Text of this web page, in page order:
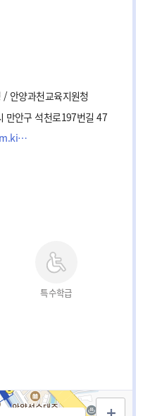
/ 안양과천교육지원청
만안구 석천로197번길 47
http://hanlim.kidis.kr
특수학급